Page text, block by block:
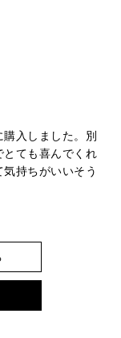
入しました。別
とても喜んでくれ
持ちがいいそう